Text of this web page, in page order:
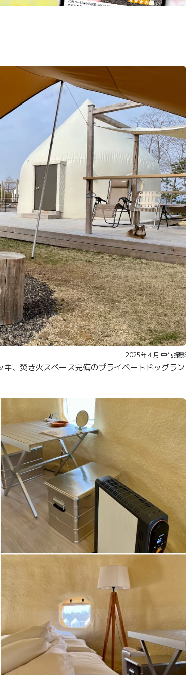
2025年４月 中旬撮影
、焚き火スペース完備のプライベートドッグラン